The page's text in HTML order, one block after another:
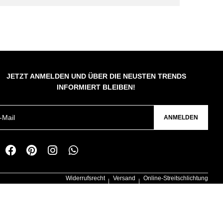
JETZT ANMELDEN UND ÜBER DIE NEUSTEN TRENDS
INFORMIERT BLEIBEN!
ANMELDEN
Widerrufsrecht Versand Online-Streitschlichtung